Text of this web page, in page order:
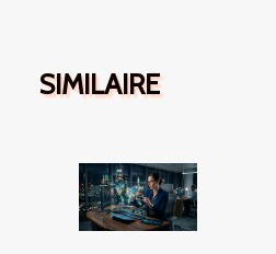
SIMILAIRE